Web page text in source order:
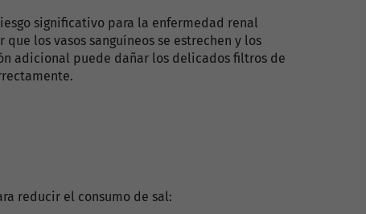
significativo para la enfermedad renal
los vasos sanguíneos se estrechen y los
adicional puede dañar los delicados filtros de
reducir el consumo de sal: